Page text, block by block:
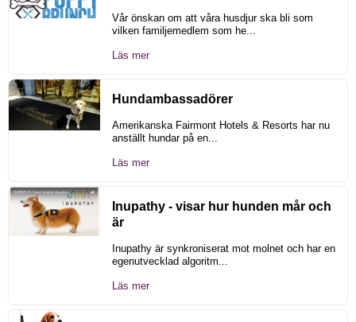
Vår önskan om att våra husdjur ska bli som
vilken familjemedlem som he...
Läs mer
Hundambassadörer
Amerikanska Fairmont Hotels & Resorts har nu
anställt hundar på en...
Läs mer
Inupathy - visar hur hunden mår och
är
Inupathy är synkroniserat mot molnet och har en
egenutvecklad algoritm...
Läs mer